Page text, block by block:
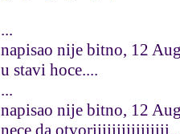
...
napisao nije bitno, 12
u stavi hoce....
...
napisao nije bitno, 12
nece da